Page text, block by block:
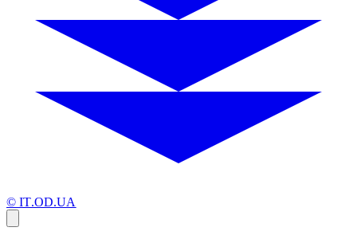
© IT.OD.UA